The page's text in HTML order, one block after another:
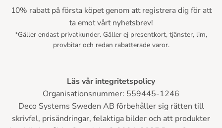
10% rabatt på första köpet genom att registrera dig för att
ta emot vårt nyhetsbrev!
*Gäller endast privatkunder. Gäller ej presentkort, tjänster, lim,
provbitar och redan rabatterade varor.
Läs vår integritetspolicy
Organisationsnummer: 559445-1246
Deco Systems Sweden AB förbehåller sig rätten till
skrivfel, prisändringar, felaktiga bilder och att produkter